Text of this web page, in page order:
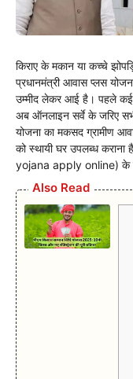
किराए के मकान या कच्चे
प्रधानमंत्री आवास प्लस
उम्मीद लेकर आई है। पहले कई
अब ऑनलाइन सर्वे के जरिए सभी
योजना का मकसद ग्रामीण
को स्थायी घर उपलब्ध
yojana apply online) के
Also Read